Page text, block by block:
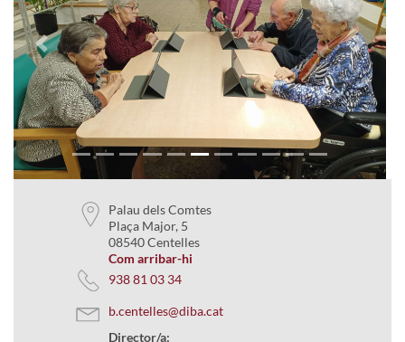
Previous Next
Palau dels Comtes
Plaça Major, 5
08540 Centelles
Com arribar-hi
938 81 03 34
b.centelles@diba.cat
Director/a: